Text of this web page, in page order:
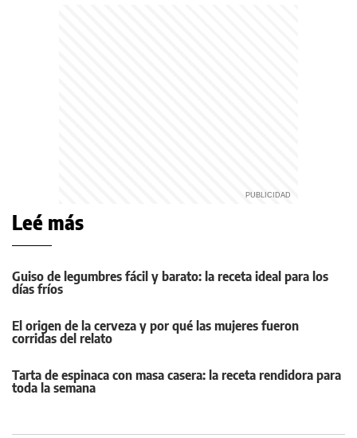
Leé más
Guiso de legumbres fácil y barato: la receta ideal para los
días fríos
El origen de la cerveza y por qué las mujeres fueron
corridas del relato
Tarta de espinaca con masa casera: la receta rendidora para
toda la semana